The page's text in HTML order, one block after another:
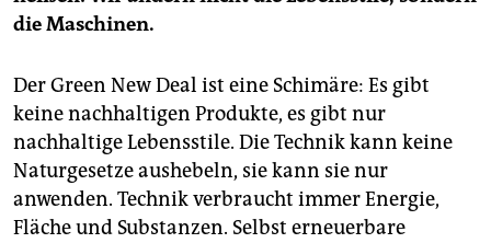
die Maschinen.
Der Green New Deal ist eine Schimäre: Es gibt
keine nachhaltigen Produkte, es gibt nur
nachhaltige Lebensstile. Die Technik kann keine
Naturgesetze aushebeln, sie kann sie nur
anwenden. Technik verbraucht immer Energie,
Fläche und Substanzen. Selbst erneuerbare